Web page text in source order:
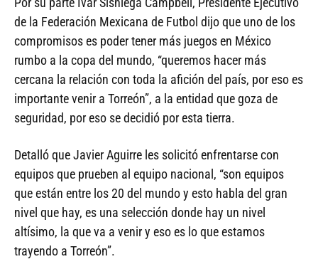
de la Federación Mexicana de Futbol dijo que uno de los
compromisos es poder tener más juegos en México
rumbo a la copa del mundo, “queremos hacer más
cercana la relación con toda la afición del país, por eso es
importante venir a Torreón”, a la entidad que goza de
seguridad, por eso se decidió por esta tierra.
Detalló que Javier Aguirre les solicitó enfrentarse con
equipos que prueben al equipo nacional, “son equipos
que están entre los 20 del mundo y esto habla del gran
nivel que hay, es una selección donde hay un nivel
altísimo, la que va a venir y eso es lo que estamos
trayendo a Torreón”.